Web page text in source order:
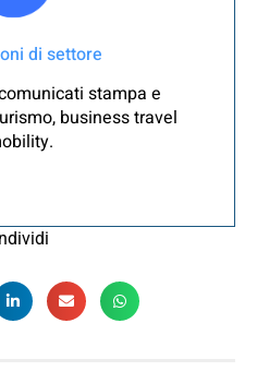
di settore
stampa e
business travel